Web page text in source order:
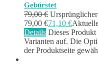
Gebürstet
79,00€
79,00 €71,10 €
Details Dieses
Varianten auf. Die
der Produktseite